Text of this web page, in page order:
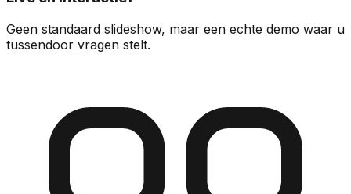
Geen standaard slideshow, maar een echte demo waar u
tussendoor vragen stelt.